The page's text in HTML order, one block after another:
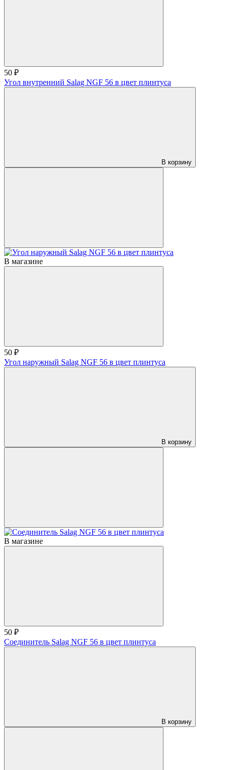
50 ₽
Угол внутренний Salag NGF 56 в цвет плинтуса
В корзину
В магазине
50 ₽
Угол наружный Salag NGF 56 в цвет плинтуса
В корзину
В магазине
50 ₽
Соединитель Salag NGF 56 в цвет плинтуса
В корзину